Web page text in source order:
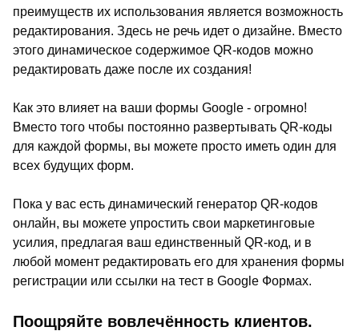
преимуществ их использования является возможность
редактирования. Здесь не речь идет о дизайне. Вместо
этого динамическое содержимое QR-кодов можно
редактировать даже после их создания!
Как это влияет на ваши формы Google - огромно!
Вместо того чтобы постоянно развертывать QR-коды
для каждой формы, вы можете просто иметь один для
всех будущих форм.
Пока у вас есть динамический генератор QR-кодов
онлайн, вы можете упростить свои маркетинговые
усилия, предлагая ваш единственный QR-код, и в
любой момент редактировать его для хранения формы
регистрации или ссылки на тест в Google Формах.
Поощряйте вовлечённость клиентов.